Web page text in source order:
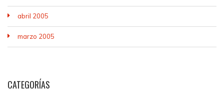
abril 2005
marzo 2005
CATEGORÍAS